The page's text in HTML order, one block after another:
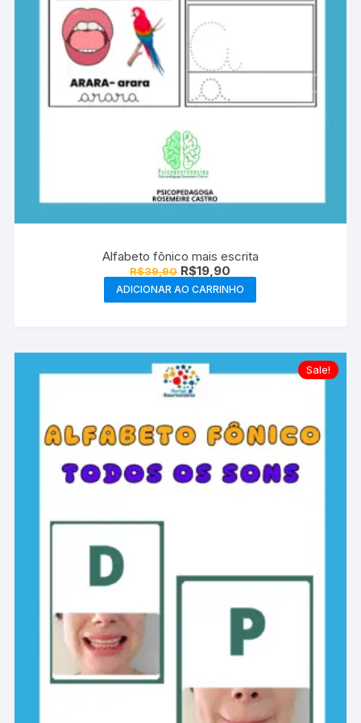
Alfabeto fônico mais escrita
R$39,90 O
preço
original
era:
R$19,90
preço
atual
é:
ADICIONAR AO CARRINHO
Sale!